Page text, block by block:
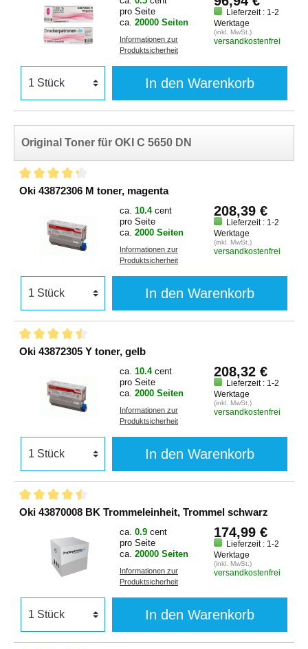
pro Seite
ca. 20000 Seiten
Informationen zur
Produktsicherheit
Lieferzeit : 1-2
Werktage
(inkl. MwSt.)
versandkostenfrei
In den Warenkorb
Original Toner für OKI C 5650 DN
Oki 43872306 M toner, magenta
ca. 10.4 cent
pro Seite
ca. 2000 Seiten
Informationen zur
Produktsicherheit
208,39 €
Lieferzeit : 1-2
Werktage
(inkl. MwSt.)
versandkostenfrei
In den Warenkorb
Oki 43872305 Y toner, gelb
ca. 10.4 cent
pro Seite
ca. 2000 Seiten
Informationen zur
Produktsicherheit
208,32 €
Lieferzeit : 1-2
Werktage
(inkl. MwSt.)
versandkostenfrei
In den Warenkorb
Oki 43870008 BK Trommeleinheit, Trommel schwarz
ca. 0.9 cent
pro Seite
ca. 20000 Seiten
Informationen zur
Produktsicherheit
174,99 €
Lieferzeit : 1-2
Werktage
(inkl. MwSt.)
versandkostenfrei
In den Warenkorb